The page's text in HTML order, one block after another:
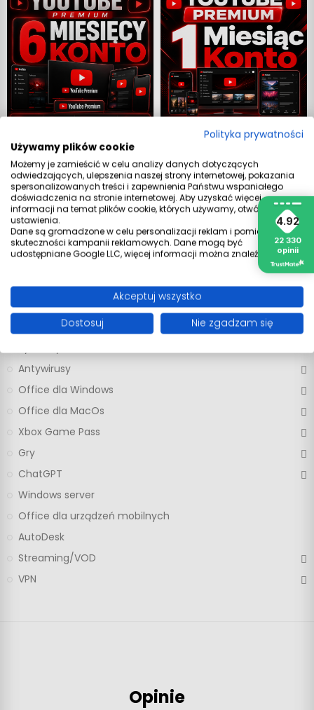
4.92
22 330
opinii
YouTube Premium - 6
Miesięcy Konto
229.99
44,99 zł
YouTube Premium - 1
Miesiąc Konto
29.99
‎‎ 9,99 zł
Wszystkie produkty
Pakiety Office
Antywirusy
Office dla Windows
Office dla MacOs
Xbox Game Pass
Gry
ChatGPT
Windows server
Office dla urządzeń mobilnych
AutoDesk
Streaming/VOD
VPN
Opinie
Polityka prywatności
Używamy plików cookie
Możemy je zamieścić w celu analizy danych dotyczących
odwiedzających, ulepszenia naszej strony internetowej, pokazania
spersonalizowanych treści i zapewnienia Państwu wspaniałego
doświadczenia na stronie internetowej. Aby uzyskać więcej
informacji na temat plików cookie, których używamy, otwórz
ustawienia.
Dane są gromadzone w celu personalizacji reklam i pomiaru
skuteczności kampanii reklamowych. Dane mogą być
udostępniane Google LLC, więcej informacji można znaleźć
tutaj.
Akceptuj wszystko
Dostosuj
Nie zgadzam się